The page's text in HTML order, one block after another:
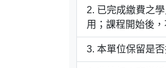
已完成繳費之
用；課程開始後，
本單位保留是